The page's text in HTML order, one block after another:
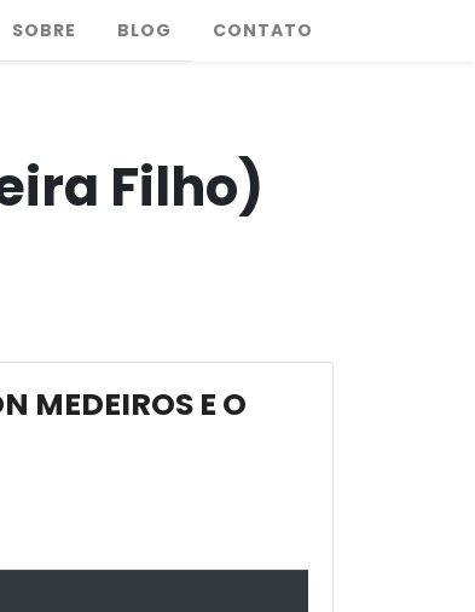
SOBRE BLOG CONTATO
Filho)
MEDEIROS E O